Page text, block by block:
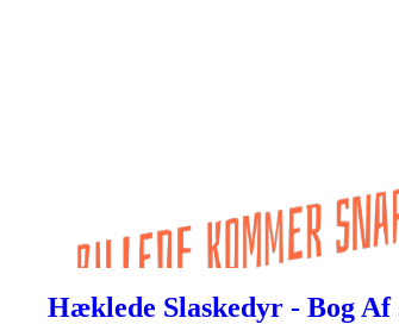
Hæklede Slaskedyr - Bog